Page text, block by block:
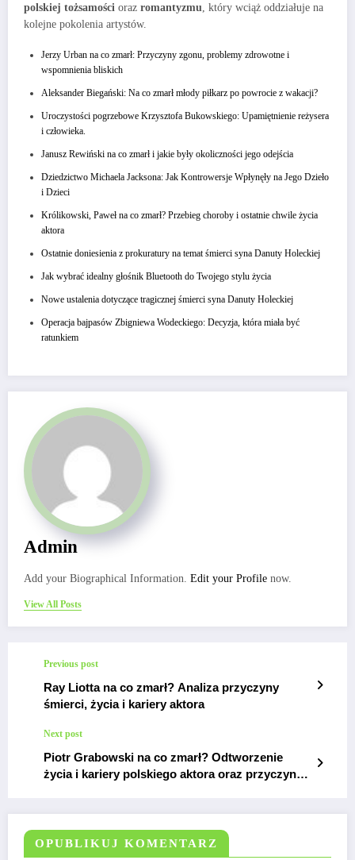
polskiej tożsamości oraz romantyzmu , który wciąż oddziałuje na
kolejne pokolenia artystów.
Jerzy Urban na co zmarł: Przyczyny zgonu, problemy zdrowotne i
wspomnienia bliskich
Aleksander Biegański: Na co zmarł młody piłkarz po powrocie z wakacji?
Uroczystości pogrzebowe Krzysztofa Bukowskiego: Upamiętnienie reżysera
i człowieka.
Janusz Rewiński na co zmarł i jakie były okoliczności jego odejścia
Dziedzictwo Michaela Jacksona: Jak Kontrowersje Wpłynęły na Jego Dzieło
i Dzieci
Królikowski, Paweł na co zmarł? Przebieg choroby i ostatnie chwile życia
aktora
Ostatnie doniesienia z prokuratury na temat śmierci syna Danuty Holeckiej
Jak wybrać idealny głośnik Bluetooth do Twojego stylu życia
Nowe ustalenia dotyczące tragicznej śmierci syna Danuty Holeckiej
Operacja bajpasów Zbigniewa Wodeckiego: Decyzja, która miała być
ratunkiem
Admin
Add your Biographical Information. Edit your Profile now.
View All Posts
Previous post
Ray Liotta na co zmarł? Analiza przyczyny
śmierci, życia i kariery aktora
Next post
Piotr Grabowski na co zmarł? Odtworzenie
życia i kariery polskiego aktora oraz przyczyny
OPUBLIKUJ KOMENTARZ